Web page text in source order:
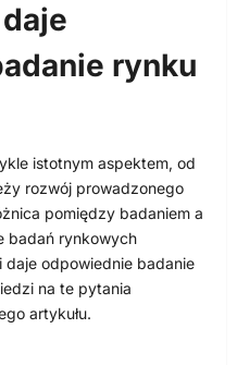
rynku
istotnym aspektem, od
rozwój prowadzonego
pomiędzy badaniem a
badań rynkowych
odpowiednie badanie
na te pytania
artykułu.